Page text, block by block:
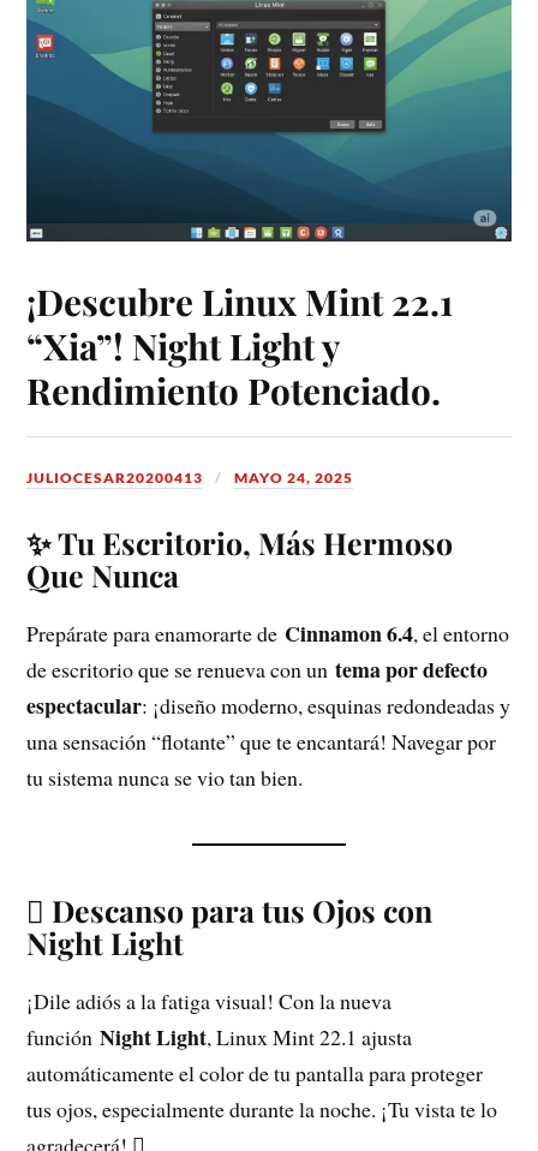
¡Descubre Linux Mint 22.1
“Xia”! Night Light y
Rendimiento Potenciado.
JULIOCESAR20200413 MAYO 24, 2025
✨ Tu Escritorio, Más Hermoso
Que Nunca
Prepárate para enamorarte de Cinnamon 6.4, el entorno
de escritorio que se renueva con untema por defecto
espectacular: ¡diseño moderno, esquinas redondeadas y
una sensación “flotante” que te encantará! Navegar por
tu sistema nunca se vio tan bien.
 Descanso para tus Ojos con
Night Light
¡Dile adiós a la fatiga visual! Con la nueva
funciónNight Light, Linux Mint 22.1 ajusta
automáticamente el color de tu pantalla para proteger
tus ojos, especialmente durante la noche. ¡Tu vista te lo
agradecerá! 